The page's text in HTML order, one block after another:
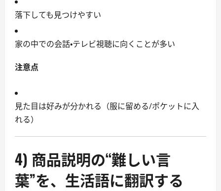
落下しても見つけやすい
家の中での会話・テレビ視聴に向くことが多い
注意点
見た目は好みが分かれる（服に留める/ポケットに入
れる）
4) 商品説明の“難しい言
葉”を、生活語に翻訳する